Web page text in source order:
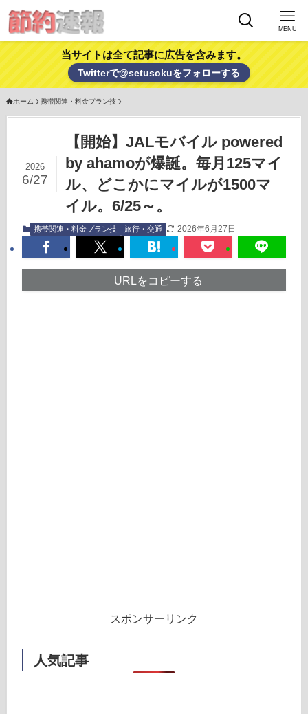
MENU
当サイトは全て記事に広告を含みます。
Twitterで@setusokuをフォローする
ホーム 携帯関連・料金プラン技
【開始】JALモバイル powered
by ahamoが爆誕。毎月125マイ
ル、どこかにマイルが1500マ
イル。6/25～。
2026
6/27
携帯関連・料金プラン技 旅行・交通 2026年6月27日
URLをコピーする
スポンサーリンク
人気記事